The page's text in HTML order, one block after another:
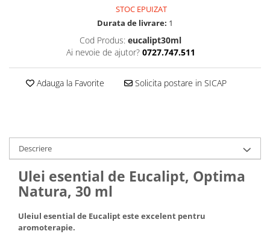
Suporturi ortopedice si orteze
Ingrijire personala & cosmetice
Ingrijire personala
Cantare corporale
Perii de par
Igiena dentara
Periute de dinti electrice
Irigatoare bucale
Accesorii si rezerve
Ondulatoare si placi de par
STOC EPUIZAT
Durata de livrare: 1
Cod Produs: eucalipt30ml
Ai nevoie de ajutor? 0727.747.511
Adauga la Favorite Solicita postare in SICAP
Descriere
Ulei esential de Eucalipt, Optima
Natura, 30 ml
Uleiul esential de Eucalipt este excelent pentru
aromoterapie.